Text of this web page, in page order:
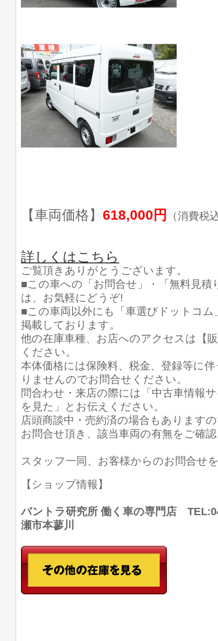
【車両価格】 618,000円 （消費税
詳しくはこちら
ご覧頂きありがとうございます。
■この車への「お問合せ」・「無料見積
は、お気軽にどうぞ!
■この車両以外にも「車選びドットコ
掲載しております。
他の在庫車種、お店へのアクセスは【
ください。
本体価格には保険料、税金、登録等に
りませんのでお問合せください。
問合わせ・来店の際には「中古車情報
を見た」とお伝えください。
店頭商談中・売約済の場合もあります
お問合せ頂き、該当車両の有無をご確
スタッフ一同、お客様からのお問合せ
【ショップ情報】
バントラ研究所 働く車の専門店
瀬市本蓼川